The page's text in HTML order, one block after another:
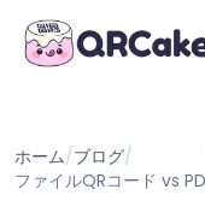
料金
ホーム/ブログ/
ファイルQRコード vs